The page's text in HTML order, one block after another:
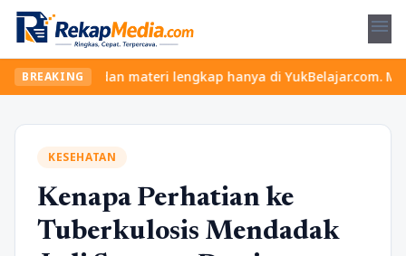
menu
BREAKING
dan materi lengkap hanya di YukBelajar.com. Mulai
KESEHATAN
Kenapa Perhatian ke
Tuberkulosis Mendadak